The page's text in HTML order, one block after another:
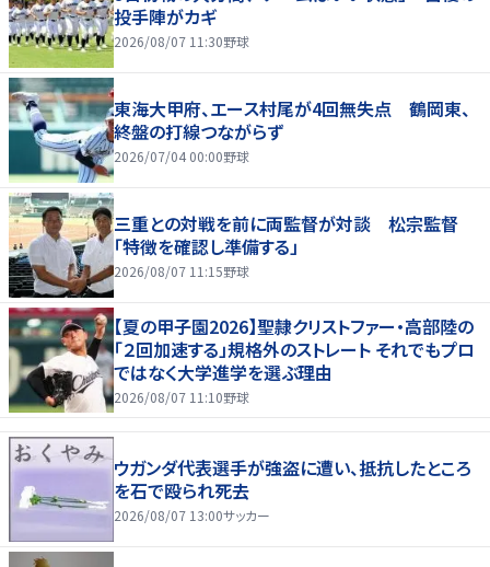
投手陣がカギ
2026/08/07 11:30野球
東海大甲府、エース村尾が4回無失点 鶴岡東、
終盤の打線つながらず
2026/07/04 00:00野球
三重との対戦を前に両監督が対談 松宗監督
「特徴を確認し準備する」
2026/08/07 11:15野球
【夏の甲子園2026】聖隷クリストファー・高部陸の
「２回加速する」規格外のストレート それでもプロ
ではなく大学進学を選ぶ理由
2026/08/07 11:10野球
ウガンダ代表選手が強盗に遭い、抵抗したところ
を石で殴られ死去
2026/08/07 13:00サッカー